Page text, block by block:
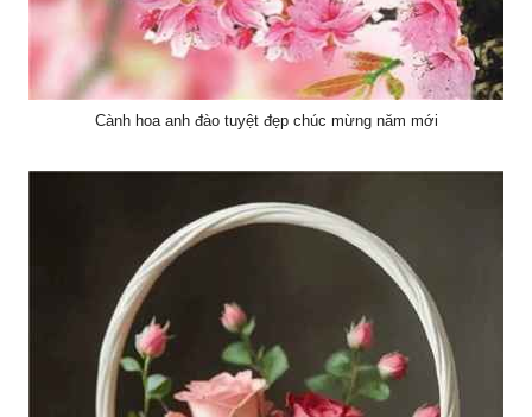
Cành hoa anh đào tuyệt đẹp chúc mừng năm mới